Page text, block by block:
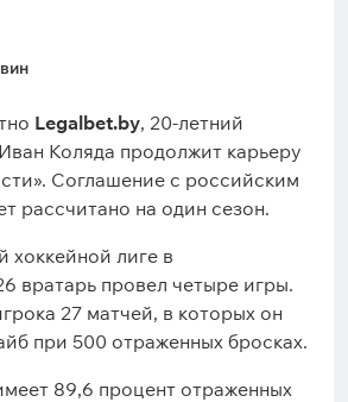
Legalbet.by, 20-летний
Коляда продолжит карьеру
Соглашение с российским
рассчитано на один сезон.
хоккейной лиге в
вратарь провел четыре игры.
27 матчей, в которых он
при 500 отраженных бросках.
89,6 процент отраженных